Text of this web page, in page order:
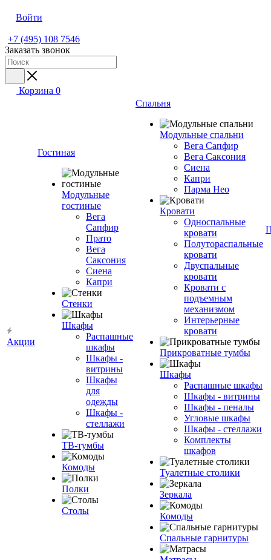
Войти
+7 (495) 108 7546
Заказать звонок
Корзина 0
Акции
Гостиная
Модульные
гостиные
Вега
Сапфир
Прато
Вега
Саксония
Сиена
Капри
Стенки
Шкафы
Распашные
шкафы
Шкафы -
витрины
Шкафы
для
одежды
Шкафы -
стеллажи
ТВ-тумбы
Комоды
Полки
Столы
Спальня
Модульные спальни
Вега Сапфир
Вега Саксония
Сиена
Капри
Парма Нео
Кровати
Односпальные
кровати
Полутораспальные
кровати
Двуспальные
кровати
Кровати с
подъемным
механизмом
Интерьерные
кровати
Прикроватные тумбы
Шкафы
Распашные шкафы
Шкафы - витрины
Шкафы - пеналы
Угловые шкафы
Шкафы - стеллажи
Комплекты
шкафов
Туалетные столики
Зеркала
Комоды
Спальные гарнитуры